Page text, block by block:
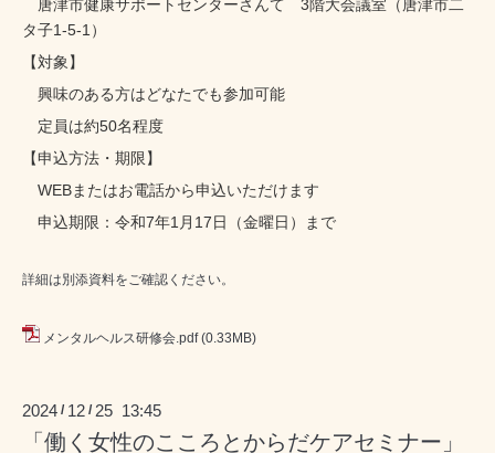
唐津市健康サポートセンターさんて 3階大会議室（唐津市二
タ子1-5-1）
【対象】
興味のある方はどなたでも参加可能
定員は約50名程度
【申込方法・期限】
WEBまたはお電話から申込いただけます
申込期限： 令和7年1月17日（金曜日）まで
詳細は別添資料をご確認ください。
メンタルヘルス研修会.pdf (0.33MB)
2024 / 12 /25 13:45
「働く女性のこころとからだケアセミナー」